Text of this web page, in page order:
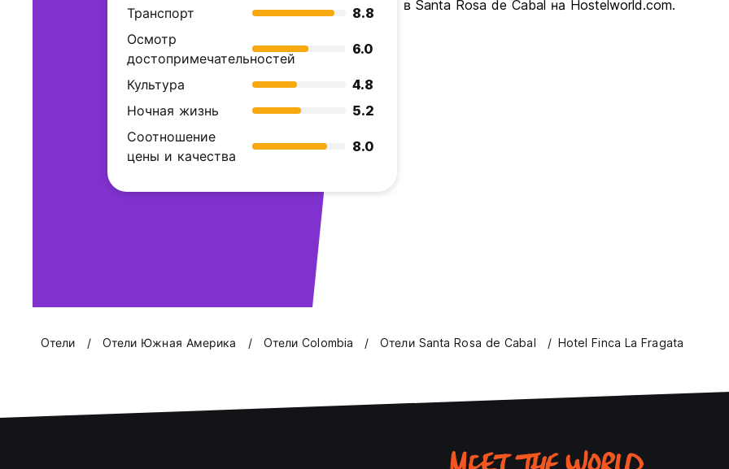
Транспорт
8.8
Осмотр
достопримечательностей
6.0
Культура
4.8
Ночная жизнь
5.2
Соотношение
цены и качества
8.0
в Santa Rosa de Cabal на Hostelworld.com.
Oтели Oтели Южная Америка Oтели Colombia Oтели Santa Rosa de Cabal Hotel Finca La Fragata